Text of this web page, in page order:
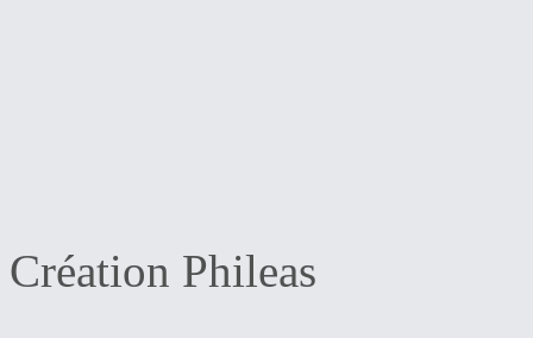
Création Phileas